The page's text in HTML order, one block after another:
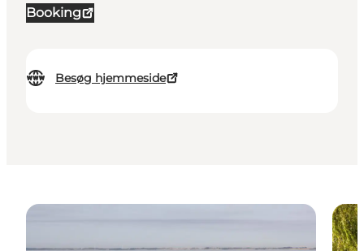
Booking
Besøg hjemmeside